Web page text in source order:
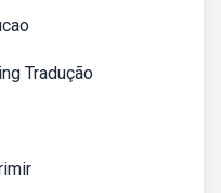
Tradução